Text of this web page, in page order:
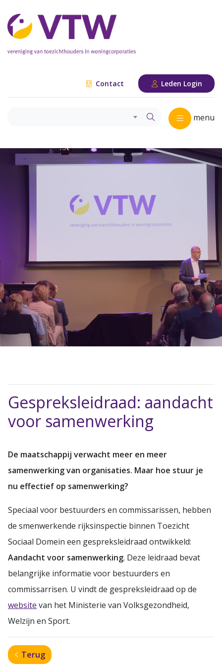
Contact Leden Login
menu
Gespreksleidraad: aandacht
voor samenwerking
De maatschappij verwacht meer en meer
samenwerking van organisaties. Maar hoe stuur je
nu effectief op samenwerking?
Speciaal voor bestuurders en commissarissen, hebben
de smenwerkende rijksinspectie binnen Toezicht
Sociaal Domein een gespreksleidraad ontwikkeld:
Aandacht voor samenwerking. Deze leidraad bevat
belangrijke informatie voor bestuurders en
commissarrisen. U vindt de gespreksleidraad op de
website van het Ministerie van Volksgezondheid,
Welzijn en Sport.
Terug